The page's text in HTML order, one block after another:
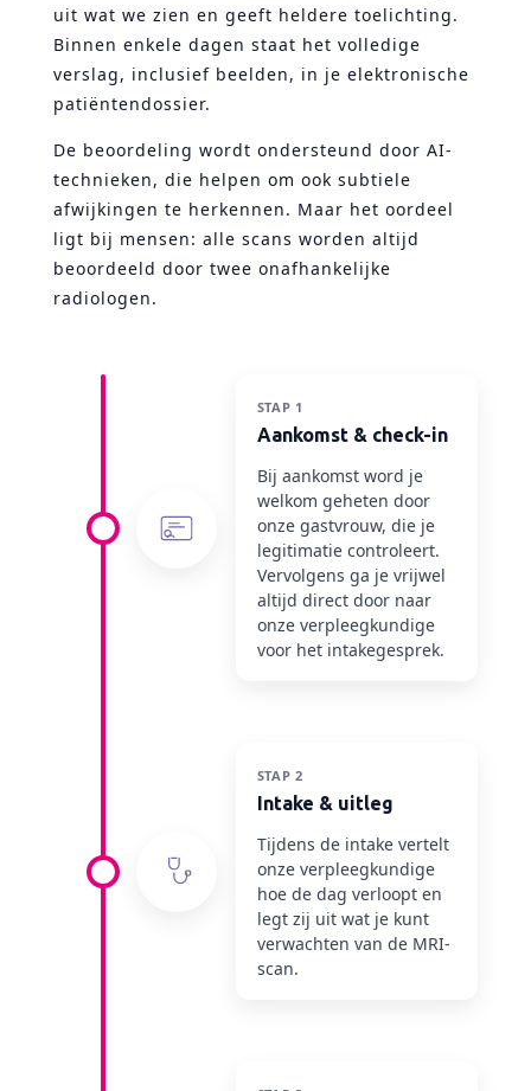
uit wat we zien en geeft heldere toelichting.
Binnen enkele dagen staat het volledige
verslag, inclusief beelden, in je elektronische
patiëntendossier.
De beoordeling wordt ondersteund door AI-
technieken, die helpen om ook subtiele
afwijkingen te herkennen. Maar het oordeel
ligt bij mensen: alle scans worden altijd
beoordeeld door twee onafhankelijke
radiologen.
STAP 1
Aankomst & check-in
Bij aankomst word je
welkom geheten door
onze gastvrouw, die je
legitimatie controleert.
Vervolgens ga je vrijwel
altijd direct door naar
onze verpleegkundige
voor het intakegesprek.
STAP 2
Intake & uitleg
Tijdens de intake vertelt
onze verpleegkundige
hoe de dag verloopt en
legt zij uit wat je kunt
verwachten van de MRI-
scan.